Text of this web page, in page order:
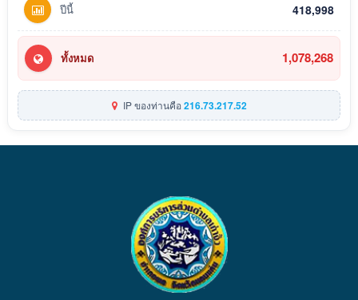
ปีนี้ 418,998
ทั้งหมด 1,078,268
IP ของท่านคือ216.73.217.52